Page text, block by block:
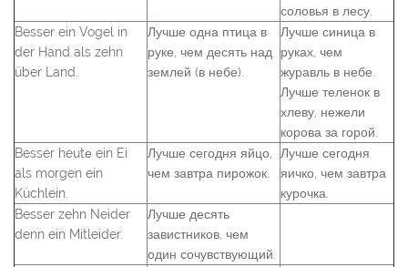
соловья в лесу.
Besser ein Vogel in
der Hand als zehn
über Land.
Лучше одна птица в
руке, чем десять над
землей (в небе).
Лучше синица в
руках, чем
журавль в небе.
Лучше теленок в
хлеву, нежели
корова за горой.
Besser heutе ein Ei
als morgen ein
Küchlein.
Лучше сегодня яйцо,
чем завтра пирожок.
Лучше сегодня
яичко, чем завтра
курочка.
Besser zehn Neider
denn ein Mitleider.
Лучше десять
завистников, чем
один сочувствующий.